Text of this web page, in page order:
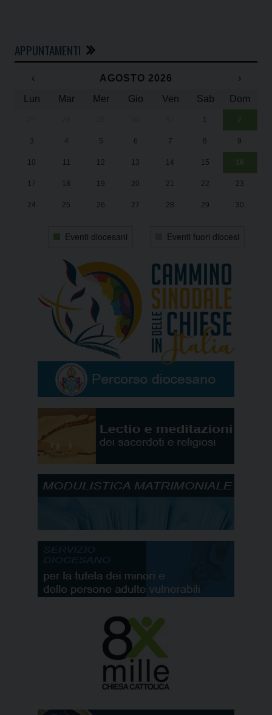
APPUNTAMENTI
‹ AGOSTO 2026
›
Lun
Mar Mer Gio Ven Sab Dom
1 2
3 4 5 6 7 8 9
10 11 12 13 14 15 16
17 18 19 20 21 22 23
24 25 26 27 28 29 30
Eventi diocesani Eventi fuori diocesi